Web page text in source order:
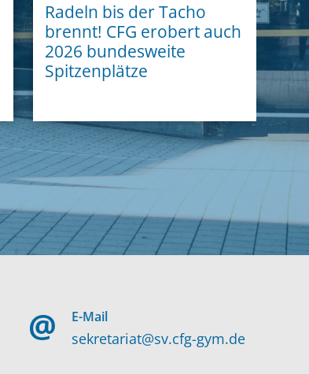
Radeln bis der Tacho
brennt! CFG erobert auch
2026 bundesweite
Spitzenplätze
E-Mail
sekretariat@sv.cfg-gym.de